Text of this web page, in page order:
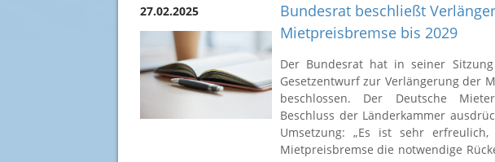
27.02.2025
Bundesrat beschließt
Mietpreisbremse bis 2029
Der Bundesrat hat in seiner
Gesetzentwurf zur Verlängerung der
beschlossen. Der Deutsche
Beschluss der Länderkammer
Umsetzung: „Es ist sehr
Mietpreisbremse die notwendige